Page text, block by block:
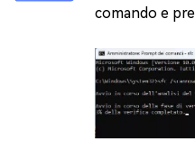
comando e